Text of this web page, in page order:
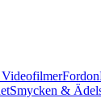
Fordon
Smycken &